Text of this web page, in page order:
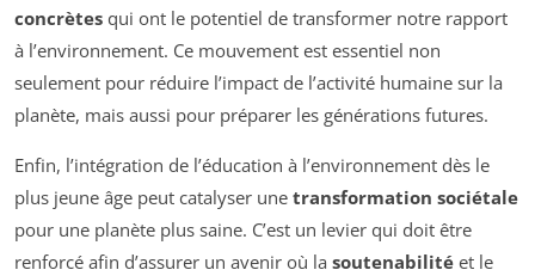
concrètes qui ont le potentiel de transformer notre rapport
à l’environnement. Ce mouvement est essentiel non
seulement pour réduire l’impact de l’activité humaine sur la
planète, mais aussi pour préparer les générations futures.
Enfin, l’intégration de l’éducation à l’environnement dès le
plus jeune âge peut catalyser une transformation sociétale
pour une planète plus saine. C’est un levier qui doit être
renforcé afin d’assurer un avenir où la soutenabilité et le